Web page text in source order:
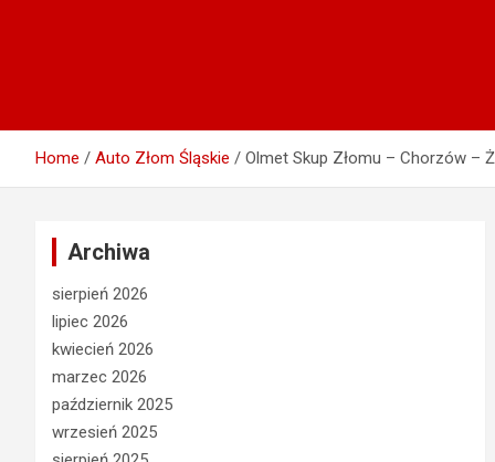
Home Auto Złom Śląskie Olmet Skup Złomu – Chorzów –
Archiwa
sierpień 2026
lipiec 2026
kwiecień 2026
marzec 2026
październik 2025
wrzesień 2025